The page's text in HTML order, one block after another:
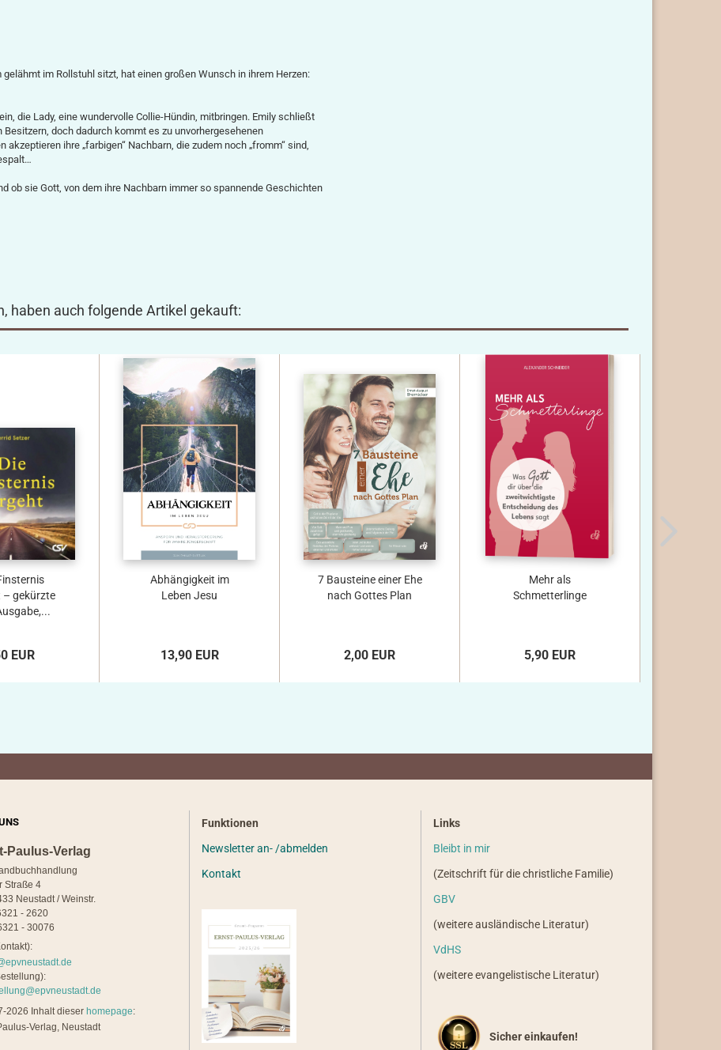
im Rollstuhl sitzt, hat einen großen Wunsch in ihrem Herzen:
die Lady, eine wundervolle Collie-Hündin, mit­bringen. Emily schließt
doch dadurch kommt es zu unvorhergesehe­nen
ihre „farbigen“ Nachbarn, die zudem noch „fromm“ sind,
ob sie Gott, von dem ihre Nach­barn immer so spannende Geschichten
haben auch folgende Artikel gekauft:
– gekürzte
EUR
Abhängigkeit im
Leben Jesu
13,90 EUR
7 Bausteine einer Ehe
nach Gottes Plan
2,00 EUR
Mehr als
Schmetterlinge
5,90 EUR
Paulus-Verlag
Straße 4
Neustadt / Weinstr.
- 2620
- 30076
2026 Inhalt dieser homepage:
Verlag, Neustadt
Funktionen
Newsletter an- /abmelden
Kontakt
Links
Bleibt in mir
(Zeitschrift für die christliche Familie)
GBV
(weitere ausländische Literatur)
VdHS
(weitere evangelistische Literatur)
Sicher einkaufen!